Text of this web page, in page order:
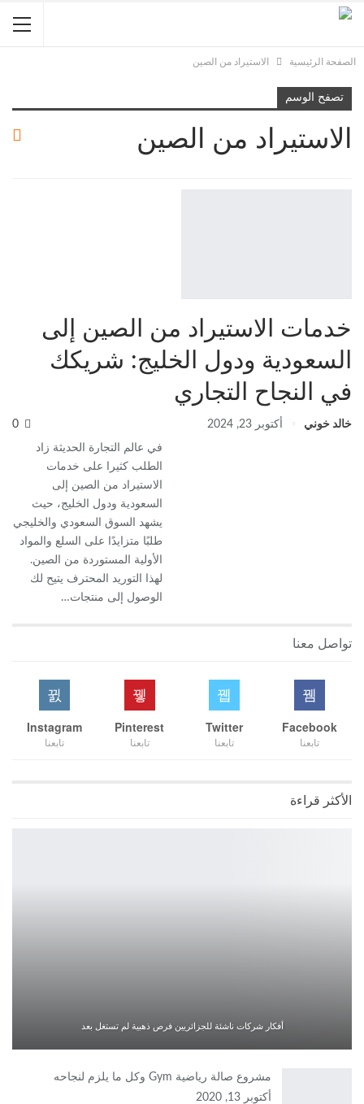
الصفحة الرئيسية الاستيراد من الصين
تصفح الوسم
الاستيراد من الصين
خدمات الاستيراد من الصين إلى
السعودية ودول الخليج: شريكك
في النجاح التجاري
خالد خوني أكتوبر 23, 2024
في عالم التجارة الحديثة زاد
الطلب كثيرا على خدمات
الاستيراد من الصين إلى
السعودية ودول الخليج، حيث
يشهد السوق السعودي والخليجي
طلبًا متزايدًا على السلع والمواد
الأولية المستوردة من الصين.
لهذا التوريد المحترف يتيح لك
الوصول إلى منتجات…
تواصل معنا
Facebook
تابعنا
Twitter
تابعنا
Pinterest
تابعنا
Instagram
تابعنا
الأكثر قراءة
أفكار شركات ناشئة للجزائريين فرص ذهبية لم تستغل بعد
مشروع صالة رياضية Gym وكل ما يلزم لنجاحه
أكتوبر 13, 2020